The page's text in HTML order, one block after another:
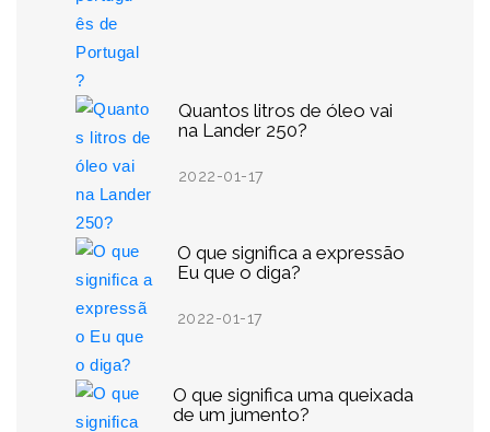
Quantos litros de óleo vai
na Lander 250?
2022-01-17
O que significa a expressão
Eu que o diga?
2022-01-17
O que significa uma queixada
de um jumento?